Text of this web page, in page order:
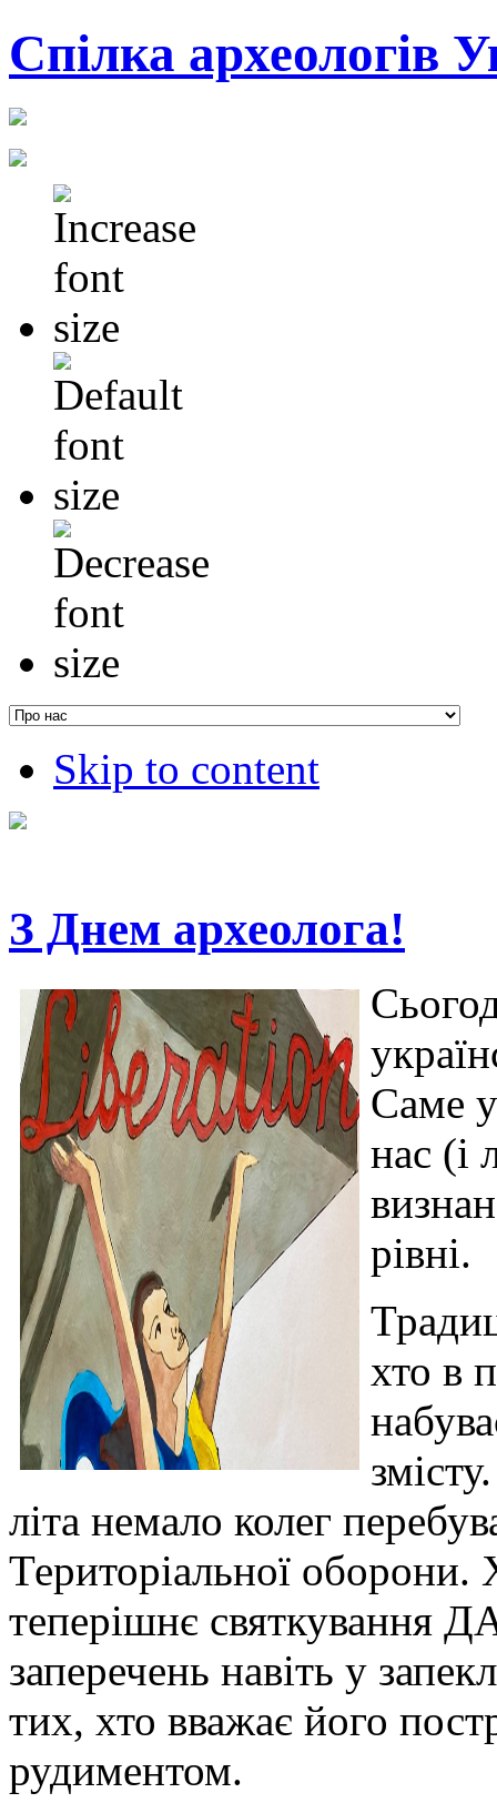
Cпілка археологів
Skip to content
З Днем археолога!
Саме
нас (і
рівні.
хто в
літа немало колег
Територіальної оборони.
теперішнє святкування
заперечень навіть у
тих, хто вважає його
рудиментом.